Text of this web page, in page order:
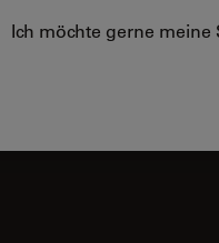
Ich möchte gerne